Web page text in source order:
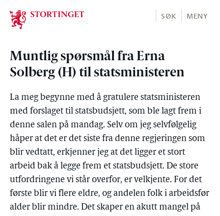
Stortinget.no
SØK MENY
Muntlig spørsmål fra Erna
Solberg (H) til statsministeren
La meg begynne med å gratulere statsministeren
med forslaget til statsbudsjett, som ble lagt frem i
denne salen på mandag. Selv om jeg selvfølgelig
håper at det er det siste fra denne regjeringen som
blir vedtatt, erkjenner jeg at det ligger et stort
arbeid bak å legge frem et statsbudsjett. De store
utfordringene vi står overfor, er velkjente. For det
første blir vi flere eldre, og andelen folk i arbeidsfør
alder blir mindre. Det skaper en akutt mangel på